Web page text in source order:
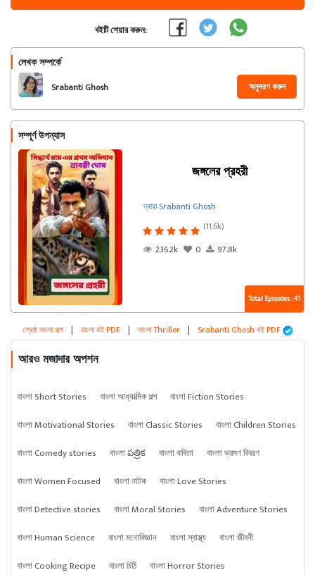
বইটি শেয়ার করুন:
লেখক সম্পর্কে
Srabanti Ghosh অনুসরণ করুন
সম্পূর্ণ উপন্যাস
জঙ্গলের প্রহরী
দ্বারা Srabanti Ghosh
(11.6k)
236.2k
0 97.8k
Total Episodes : 41
শ্রেষ্ঠ বাংলা গল্প | বাংলা বই PDF | বাংলা Thriller | Srabanti Ghosh বই PDF
আরও মজাদার অপশন
বাংলা Short Stories বাংলা আধ্যাত্মিক গল্প
বাংলা Fiction Stories
বাংলা Motivational Stories
বাংলা Classic Stories
বাংলা Children Stories
বাংলা Comedy stories
বাংলা పత్రిక বাংলা কবিতা
বাংলা ভ্রমণ বিবরণ
বাংলা Women Focused
বাংলা নাটক
বাংলা Love Stories
বাংলা Detective stories
বাংলা Moral Stories
বাংলা Adventure Stories
বাংলা Human Science
বাংলা মনোবিজ্ঞান বাংলা স্বাস্থ্য
বাংলা জীবনী
বাংলা Cooking Recipe
বাংলা চিঠি বাংলা Horror Stories